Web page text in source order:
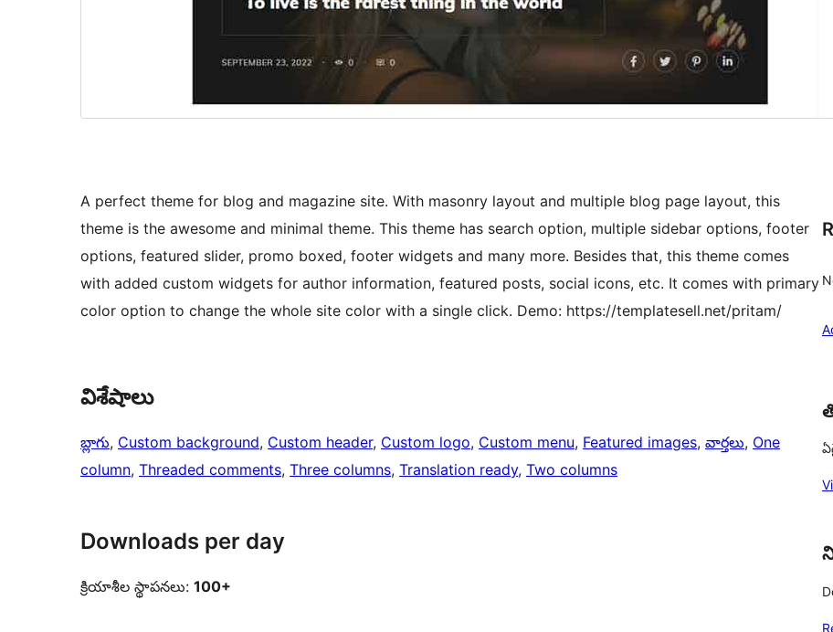
A perfect theme for blog and magazine site. With masonry layout and multiple blog page layout, this
theme is the awesome and minimal theme. This theme has search option, multiple sidebar options, footer
options, featured slider, promo boxed, footer widgets and many more. Besides that, this theme comes
with added custom widgets for author information, featured posts, social icons, etc. It comes with primary
color option to change the whole site color with a single click. Demo: https://templatesell.net/pritam/
విశేషాలు
బ్లాగు, Custom background, Custom header, Custom logo, Custom menu, Featured images, వార్తలు, One
column, Threaded comments, Three columns, Translation ready, Two columns
Downloads per day
క్రియాశీల స్థాపనలు: 100+